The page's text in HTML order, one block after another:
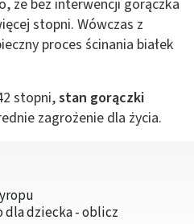
że bez interwencji gorączka
stopni. Wówczas z
proces ścinania białek
stopni,stan gorączki
zagrożenie dla życia.
dla dziecka - oblicz